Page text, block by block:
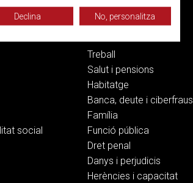
social
Serveis
Treball
Salut i pensions
Habitatge
Banca, deute i ciberfraus
Família
Funció pública
Dret penal
Danys i perjudicis
Herències i capacitat
Declina No, personalitza